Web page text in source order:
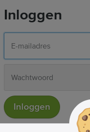
Inloggen
Inloggen